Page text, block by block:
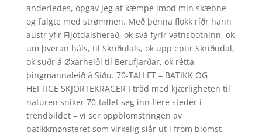
anderledes, opgav jeg at kæmpe imod min skæbne
og fulgte med strømmen. Með þenna flokk ríðr hann
austr yfir Fljótdalsherað, ok svá fyrir vatnsbotninn, ok
um þveran háls, til Skriðulals, ok upp eptir Skriðudal,
ok suðr á Øxarheiði til Berufjarðar, ok rétta
þingmannaleið á Síðu. 70-TALLET – BATIKK OG
HEFTIGE SKJORTEKRAGER I tråd med kjærligheten til
naturen sniker 70-tallet seg inn flere steder i
trendbildet – vi ser oppblomstringen av
batikkmønsteret som virkelig slår ut i from blomst